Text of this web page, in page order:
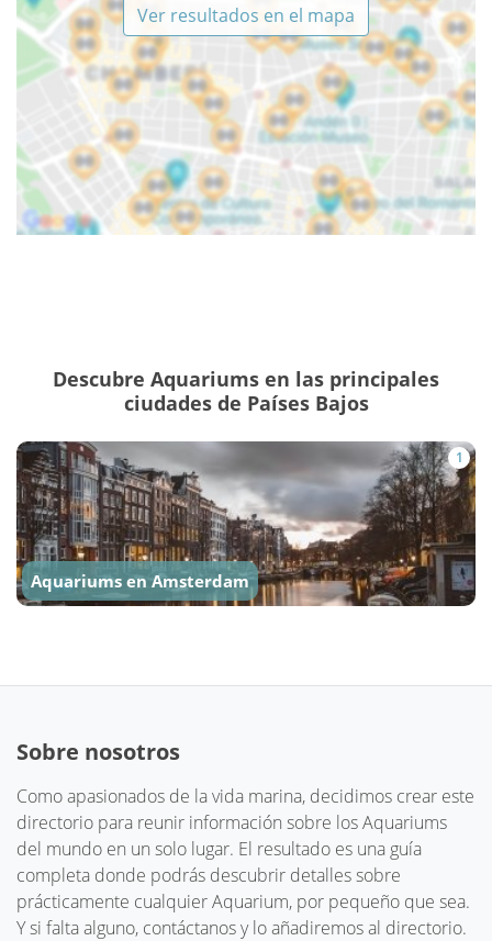
Ver resultados en el mapa
Descubre Aquariums en las principales
ciudades de Países Bajos
1
Aquariums en Amsterdam
Sobre nosotros
Como apasionados de la vida marina, decidimos crear este
directorio para reunir información sobre los Aquariums
del mundo en un solo lugar. El resultado es una guía
completa donde podrás descubrir detalles sobre
prácticamente cualquier Aquarium, por pequeño que sea.
Y si falta alguno, contáctanos y lo añadiremos al directorio.